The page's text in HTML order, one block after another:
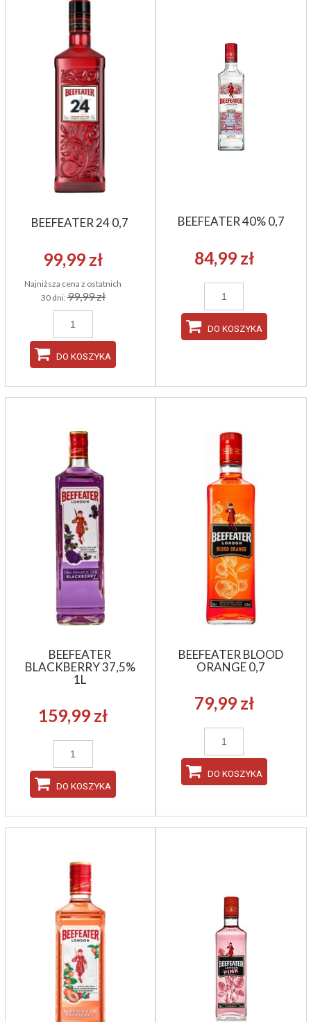
BEEFEATER 24 0,7
99,99 zł
Najniższa cena z ostatnich
30 dni:99,99 zł
DO KOSZYKA
BEEFEATER 40% 0,7
84,99 zł
DO KOSZYKA
BEEFEATER
BLACKBERRY 37,5%
1L
159,99 zł
DO KOSZYKA
BEEFEATER BLOOD
ORANGE 0,7
79,99 zł
DO KOSZYKA